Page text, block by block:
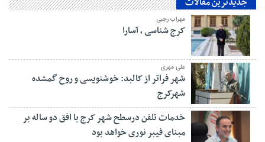
مهراب رجبی
کرج شناسی ، آسارا
علی مهری
شهر فراتر از کالبد: خوشنویسی و روح گمشده
شهرکرج
خدمات تلفن درسطح شهر کرج با افق دو ساله بر
مبنای فیبر نوری خواهد بود